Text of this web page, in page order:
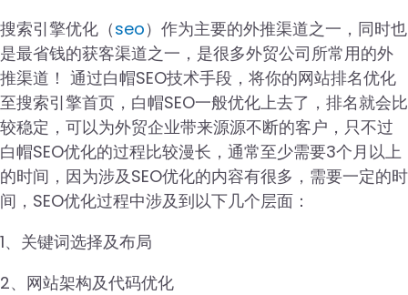
搜索引擎优化（seo）作为主要的外推渠道之一，同时也
是最省钱的获客渠道之一，是很多外贸公司所常用的外
推渠道！ 通过白帽SEO技术手段，将你的网站排名优化
至搜索引擎首页，白帽SEO一般优化上去了，排名就会比
较稳定，可以为外贸企业带来源源不断的客户，只不过
白帽SEO优化的过程比较漫长，通常至少需要3个月以上
的时间，因为涉及SEO优化的内容有很多，需要一定的时
间，SEO优化过程中涉及到以下几个层面：
1、关键词选择及布局
2、网站架构及代码优化